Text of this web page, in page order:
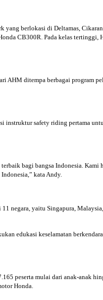
berlokasi di Deltamas,
CB300R. Pada kelas tertinggi,
AHM ditempa berbagai program
safety riding pertama
bagi bangsa Indonesia.
Indonesia,” kata Andy.
negara, yaitu Singapura,
edukasi keselamatan
peserta mulai dari anak-anak
Honda.